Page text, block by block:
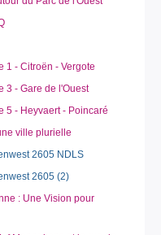
1 - Citroën - Vergote
3 - Gare de l'Ouest
5 - Heyvaert - Poincaré
ville plurielle
2605 NDLS
2605 (2)
: Une Vision pour